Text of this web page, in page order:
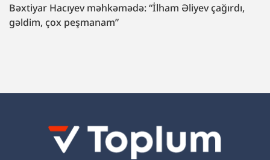
Bəxtiyar Hacıyev məhkəmədə: “İlham Əliyev çağırdı,
gəldim, çox peşmanam”